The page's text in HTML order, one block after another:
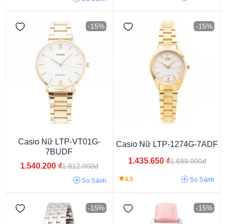
Mặt màu tím
Mặt màu be
Mặt màu bạc
Mặt xanh da trời
Mặt vàng hồng
-15%
Casio Nữ LTP-VT01G-
7BUDF
1.540.200 ₫1.812.000đ
So Sánh
-15%
Casio Nữ LTP-1274G-7ADF
1.435.650 ₫1.689.000đ
4.5 So Sánh
-15% -15%